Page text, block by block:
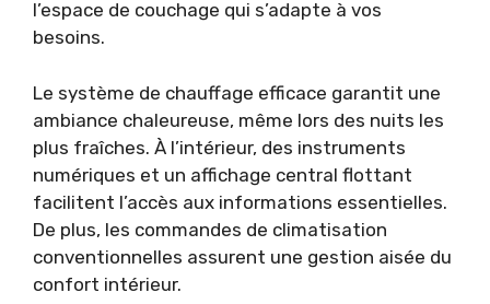
l’espace de couchage qui s’adapte à vos
besoins.
Le système de chauffage efficace garantit une
ambiance chaleureuse, même lors des nuits les
plus fraîches. À l’intérieur, des instruments
numériques et un affichage central flottant
facilitent l’accès aux informations essentielles.
De plus, les commandes de climatisation
conventionnelles assurent une gestion aisée du
confort intérieur.